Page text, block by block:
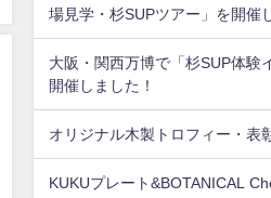
場見学・杉SUPツアー」を開催
大阪・関西万博で「杉SUP体験
開催しました！
オリジナル木製トロフィー・表
KUKUプレート&BOTANICAL